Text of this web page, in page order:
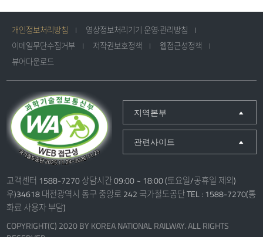
개인정보처리방침
영상정보처리기기 운영·관리방침
이메일무단수집거부
저작권보호정책
웹접근성정책
뷰어다운로드
지역본부
관련사이트
고객센터 1588-7270 상담시간 09:00 ~ 18:00 (토요일/공휴일 제외)
우)34618 대전광역시 동구 중앙로 242 국가철도공단 TEL : 1588-7270(통
화료 사용자 부담)
COPYRIGHT(C) 2020 BY KOREA NATIONAL RAILWAY. ALL RIGHTS